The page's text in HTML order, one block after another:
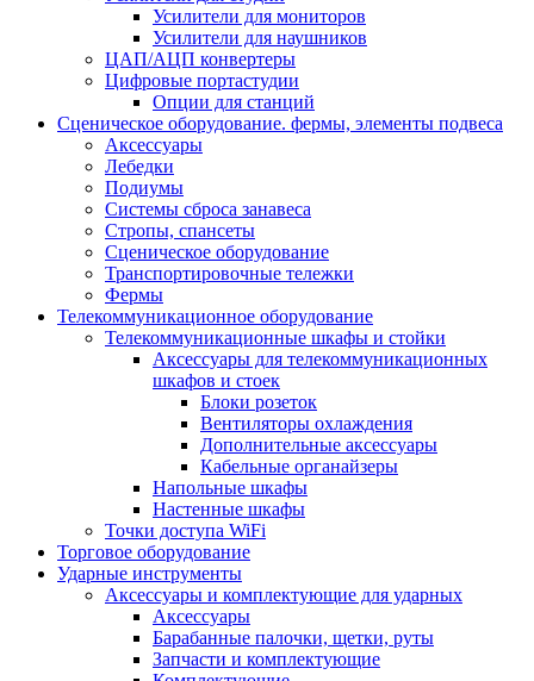
Усилители для мониторов
Усилители для наушников
ЦАП/АЦП конвертеры
Цифровые портастудии
Опции для станций
Сценическое оборудование. фермы, элементы подвеса
Аксессуары
Лебедки
Подиумы
Системы сброса занавеса
Стропы, спансеты
Сценическое оборудование
Транспортировочные тележки
Фермы
Телекоммуникационное оборудование
Телекоммуникационные шкафы и стойки
Аксессуары для телекоммуникационных
шкафов и стоек
Блоки розеток
Вентиляторы охлаждения
Дополнительные аксессуары
Кабельные органайзеры
Напольные шкафы
Настенные шкафы
Точки доступа WiFi
Торговое оборудование
Ударные инструменты
Аксессуары и комплектующие для ударных
Аксессуары
Барабанные палочки, щетки, руты
Запчасти и комплектующие